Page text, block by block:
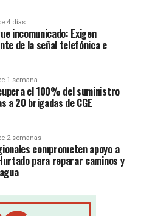
4 días
incomunicado: Exigen
de la señal telefónica e
1 semana
el 100% del suministro
a 20 brigadas de CGE
2 semanas
comprometen apoyo a
para reparar caminos y